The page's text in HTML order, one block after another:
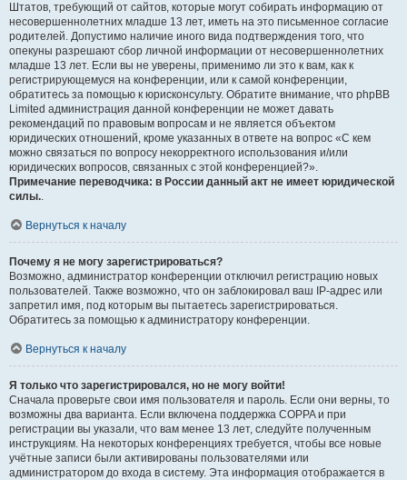
Штатов, требующий от сайтов, которые могут собирать информацию от
несовершеннолетних младше 13 лет, иметь на это письменное согласие
родителей. Допустимо наличие иного вида подтверждения того, что
опекуны разрешают сбор личной информации от несовершеннолетних
младше 13 лет. Если вы не уверены, применимо ли это к вам, как к
регистрирующемуся на конференции, или к самой конференции,
обратитесь за помощью к юрисконсульту. Обратите внимание, что phpBB
Limited администрация данной конференции не может давать
рекомендаций по правовым вопросам и не является объектом
юридических отношений, кроме указанных в ответе на вопрос «С кем
можно связаться по вопросу некорректного использования и/или
юридических вопросов, связанных с этой конференцией?».
Примечание переводчика: в России данный акт не имеет юридической
силы..
Вернуться к началу
Почему я не могу зарегистрироваться?
Возможно, администратор конференции отключил регистрацию новых
пользователей. Также возможно, что он заблокировал ваш IP-адрес или
запретил имя, под которым вы пытаетесь зарегистрироваться.
Обратитесь за помощью к администратору конференции.
Вернуться к началу
Я только что зарегистрировался, но не могу войти!
Сначала проверьте свои имя пользователя и пароль. Если они верны, то
возможны два варианта. Если включена поддержка COPPA и при
регистрации вы указали, что вам менее 13 лет, следуйте полученным
инструкциям. На некоторых конференциях требуется, чтобы все новые
учётные записи были активированы пользователями или
администратором до входа в систему. Эта информация отображается в